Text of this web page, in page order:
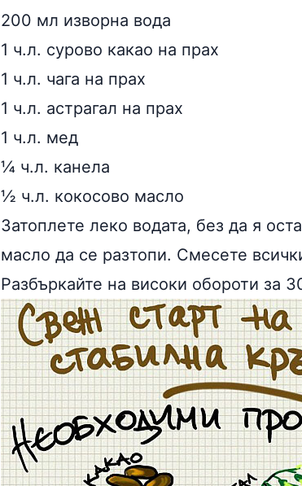
200 мл изворна вода
1 ч.л. сурово какао на прах
1 ч.л. чага на прах
1 ч.л. астрагал на прах
1 ч.л. мед
¼ ч.л. канела
½ ч.л. кокосово масло
Затоплете леко водата, без да я
масло да се разтопи. Смесете
Разбъркайте на високи обороти за